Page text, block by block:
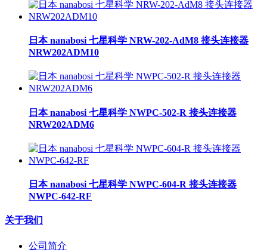
日本 nanabosi 七星科学 NRW-202-AdM8 接头连接器
NRW202ADM10
日本 nanabosi 七星科学 NWPC-502-R 接头连接器
NRW202ADM6
日本 nanabosi 七星科学 NWPC-604-R 接头连接器
NWPC-642-RF
关于我们
公司简介